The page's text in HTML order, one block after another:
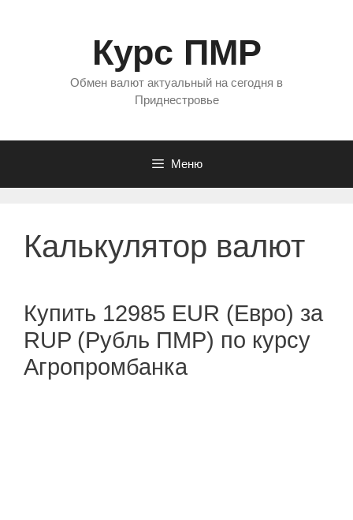
Курс ПМР
Обмен валют актуальный на сегодня в
Приднестровье
Меню
Калькулятор валют
Купить 12985 EUR (Евро) за
RUP (Рубль ПМР) по курсу
Агропромбанка